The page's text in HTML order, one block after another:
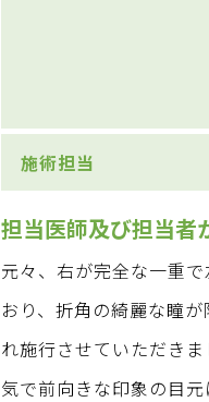
施術担当
担当医師及び担当者
元々、右が完全な一重
おり、折角の綺麗な瞳
れ施行させていただき
気で前向きな印象の目